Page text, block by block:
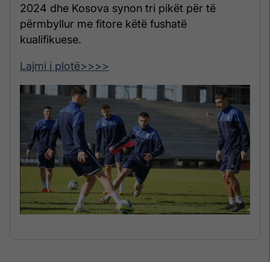
2024 dhe Kosova synon tri pikët për të
përmbyllur me fitore këtë fushatë
kualifikuese.
Lajmi i plotë>>>>